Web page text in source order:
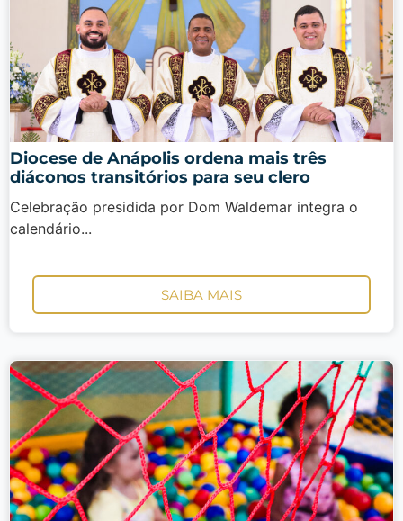
Diocese de Anápolis ordena mais três
diáconos transitórios para seu clero
Celebração presidida por Dom Waldemar integra o
calendário...
SAIBA MAIS